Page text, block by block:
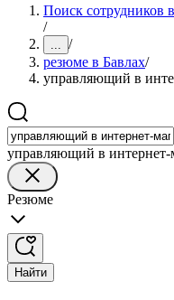
Поиск сотрудников
/
... /
резюме в Бавлах/
управляющий в
управляющий в интернет-
Резюме
Найти